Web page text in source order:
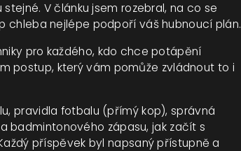
V článku jsem rozebral, na co se
chleba nejlépe podpoří váš hubnoucí plán.
pro každého, kdo chce potápění
postup, který vám pomůže zvládnout to i
pravidla fotbalu (přímý kop), správná
badmintonového zápasu, jak začít s
příspěvek byl napsaný přístupně a